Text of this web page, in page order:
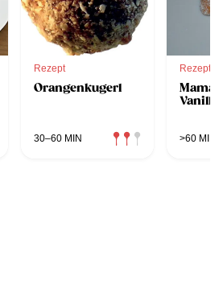
Rezept
Orangenkugerl
30–60 MIN
Rezept
>60 MIN